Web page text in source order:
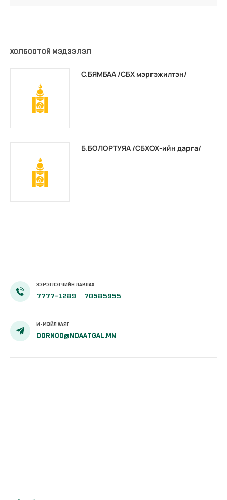
ХОЛБООТОЙ МЭДЭЭЛЭЛ
С.БЯМБАА /СБХ мэргэжилтэн/
Б.БОЛОРТУЯА /СБХОХ-ийн дарга/
ХЭРЭГЛЭГЧИЙН ЛАВЛАХ
7777-1289 70585955
И-МЭЙЛ ХАЯГ
DORNOD@NDAATGAL.MN